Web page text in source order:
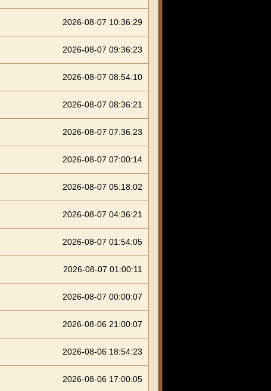
2026-08-07 10:36:29
2026-08-07 09:36:23
2026-08-07 08:54:10
2026-08-07 08:36:21
2026-08-07 07:36:23
2026-08-07 07:00:14
2026-08-07 05:18:02
2026-08-07 04:36:21
2026-08-07 01:54:05
2026-08-07 01:00:11
2026-08-07 00:00:07
2026-08-06 21:00:07
2026-08-06 18:54:23
2026-08-06 17:00:05